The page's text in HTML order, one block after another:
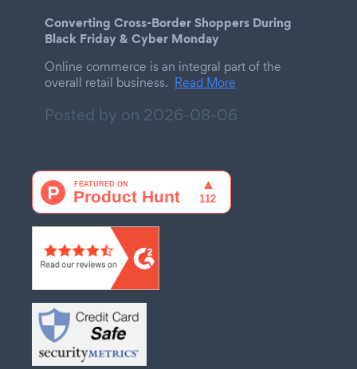
Converting Cross-Border Shoppers During
Black Friday & Cyber Monday
Online commerce is an integral part of the
overall retail business. Read More
Posted by on 2026-08-06